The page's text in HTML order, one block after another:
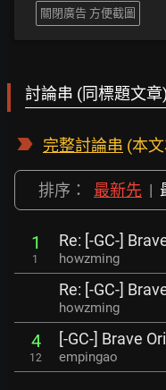
關閉廣告 方便截圖
討論串 (同標題文章)
完整討論串 (本
排序： 最新先 |
1
1
Re: [-GC-]
howzming
Re: [-GC-]
howzming
4
12
[-GC-] Brave
empingao